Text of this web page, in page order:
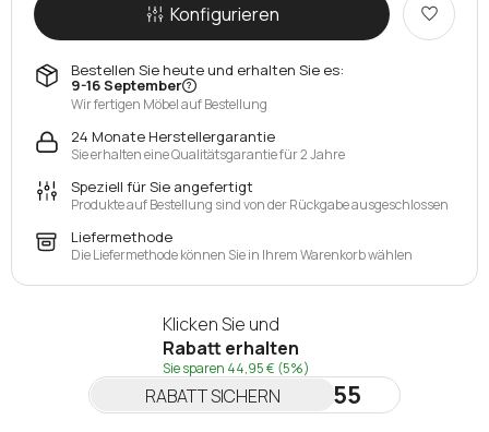
Konfigurieren
Bestellen Sie heute und erhalten Sie es:
9-16 September
Wir fertigen Möbel auf Bestellung
24 Monate Herstellergarantie
Sie erhalten eine Qualitätsgarantie für 2 Jahre
Speziell für Sie angefertigt
Produkte auf Bestellung sind von der Rückgabe ausgeschlossen
Liefermethode
Die Liefermethode können Sie in Ihrem Warenkorb wählen
Klicken Sie und
Rabatt erhalten
Sie sparen 44,95 € (5%)
RABATT SICHERN
NEWSLETTER55